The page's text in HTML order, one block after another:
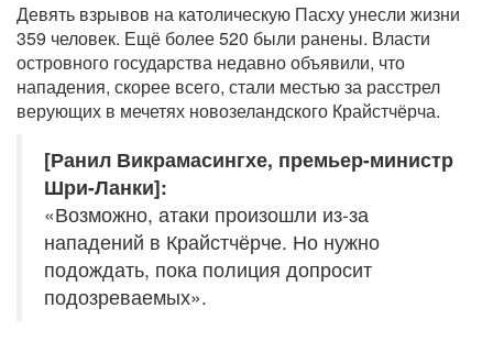
Девять взрывов на католическую Пасху унесли жизни
359 человек. Ещё более 520 были ранены. Власти
островного государства недавно объявили, что
нападения, скорее всего, стали местью за расстрел
верующих в мечетях новозеландского Крайстчёрча.
[Ранил Викрамасингхе, премьер-министр
Шри-Ланки]:
«Возможно, атаки произошли из-за
нападений в Крайстчёрче. Но нужно
подождать, пока полиция допросит
подозреваемых».